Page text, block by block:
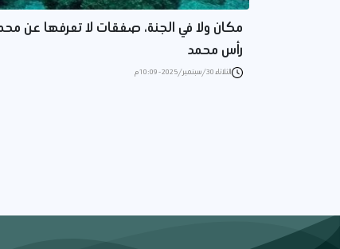
مكان ولا في الجنة، صفقات لا تعرفها عن
رأس محمد
الثلاثاء 30/سبتمبر/2025 - 10:09 م